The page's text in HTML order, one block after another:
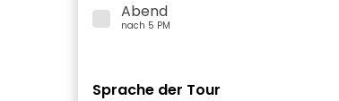
Abend
nach 5 PM
Sprache der Tour